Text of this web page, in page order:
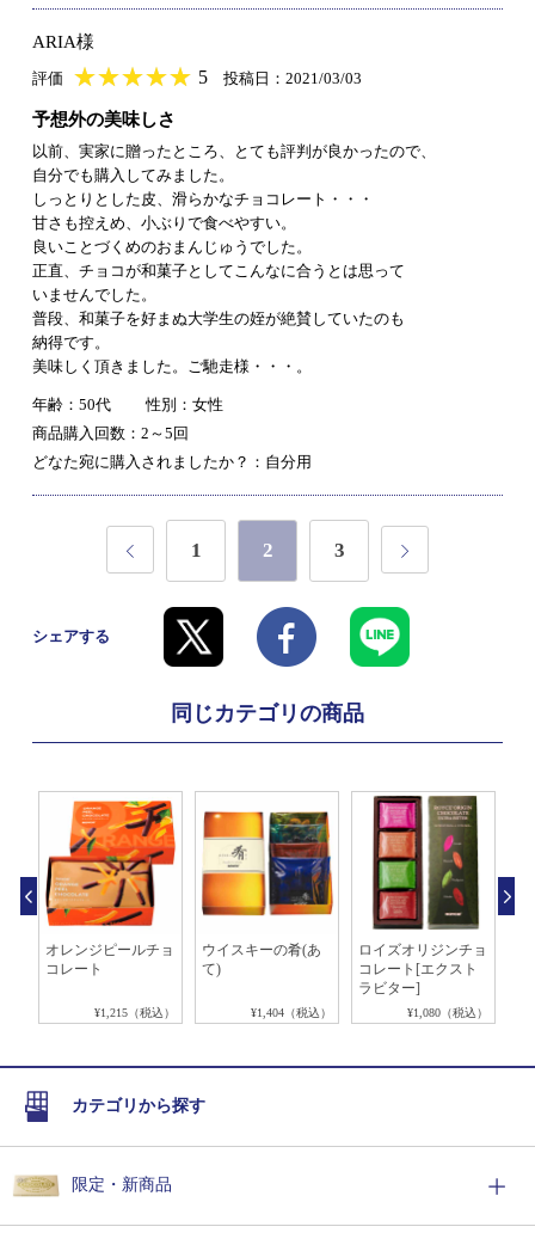
ARIA様
評価 ★★★★★
★★★★★ 5 投稿日：2021/03/03
予想外の美味しさ
以前、実家に贈ったところ、とても評判が良かったので、
自分でも購入してみました。
しっとりとした皮、滑らかなチョコレート・・・
甘さも控えめ、小ぶりで食べやすい。
良いことづくめのおまんじゅうでした。
正直、チョコが和菓子としてこんなに合うとは思って
いませんでした。
普段、和菓子を好まぬ大学生の姪が絶賛していたのも
納得です。
美味しく頂きました。ご馳走様・・・。
年齢：50代
性別：女性
商品購入回数：2～5回
どなた宛に購入されましたか？：自分用
1 2 3
シェアする
同じカテゴリの商品
オレンジピールチョ
コレート
¥1,215（税込）
ウイスキーの肴(あ
て)
¥1,404（税込）
ロイズオリジンチョ
コレート[エクスト
ラビター]
¥1,080（税込）
カテゴリから探す
限定・新商品